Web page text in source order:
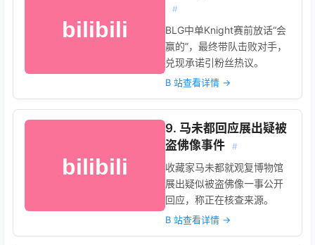
#
BLG中单Knight赛前放话“会
赢的”，最终带队击败对手，
兑现承诺引粉丝热议。
B 站查看详情 →
9. 马未都回应展出疑被
盗佛像事件
#
收藏家马未都就观复博物馆
展出疑似被盗佛像一事公开
回应，称正在核查来源。
B 站查看详情 →